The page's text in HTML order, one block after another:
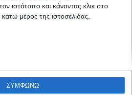
ιστότοπο και κάνοντας κλικ στο
μέρος της ιστοσελίδας.
ΣΥΜΦΩΝΩ